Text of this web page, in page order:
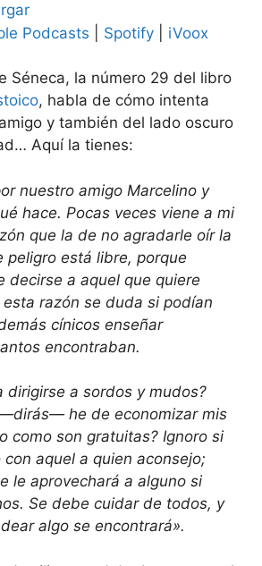
Podcasts Spotify iVoox
Séneca, la número 29 del libro
, habla de cómo intenta
y también del lado oscuro
Aquí la tienes:
nuestro amigo Marcelino y
hace. Pocas veces viene a mi
que la de no agradarle oír la
peligro está libre, porque
decirse a aquel que quiere
razón se duda si podían
cínicos enseñar
encontraban.
dirigirse a sordos y mudos?
he de economizar mis
como son gratuitas? Ignoro si
aquel a quien aconsejo;
le aprovechará a alguno si
Se debe cuidar de todos, y
algo se encontrará».